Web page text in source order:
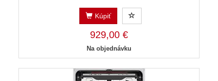
Kúpiť
929,00 €
Na objednávku